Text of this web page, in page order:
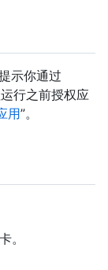
示你通过
行之前授权应
用”。
。